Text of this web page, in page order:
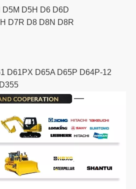
D5H D6 D6D
D7R D8 D8N D8R
D61PX D65A D65P D64P-12